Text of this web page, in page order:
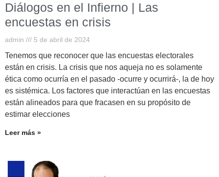
Diálogos en el Infierno | Las
encuestas en crisis
admin 5 de abril de 2024
Tenemos que reconocer que las encuestas electorales
están en crisis. La crisis que nos aqueja no es solamente
ética como ocurría en el pasado -ocurre y ocurrirá-, la de hoy
es sistémica. Los factores que interactúan en las encuestas
están alineados para que fracasen en su propósito de
estimar elecciones
Leer más »